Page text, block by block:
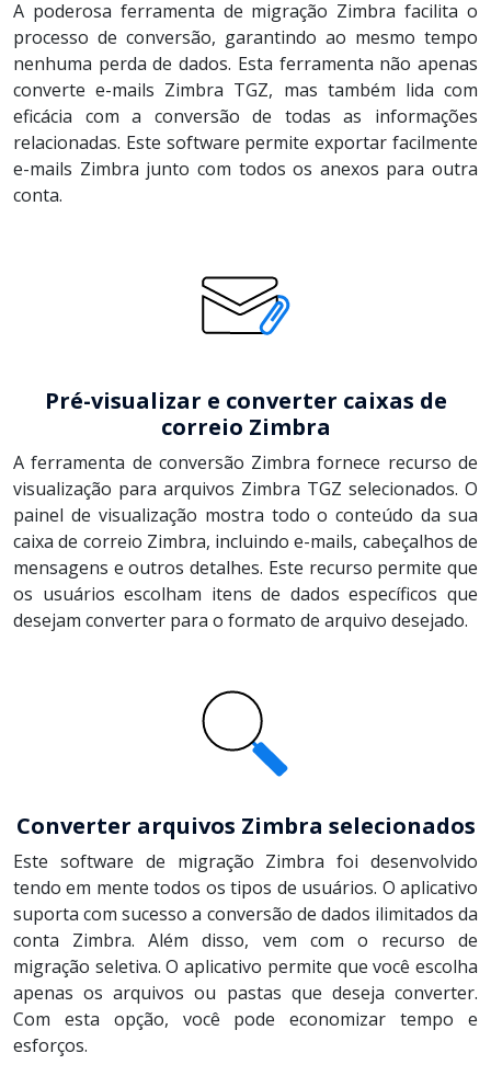
A poderosa ferramenta de migração Zimbra facilita o
processo de conversão, garantindo ao mesmo tempo
nenhuma perda de dados. Esta ferramenta não apenas
converte e-mails Zimbra TGZ, mas também lida com
eficácia com a conversão de todas as informações
relacionadas. Este software permite exportar facilmente
e-mails Zimbra junto com todos os anexos para outra
conta.
Pré-visualizar e converter caixas de
correio Zimbra
A ferramenta de conversão Zimbra fornece recurso de
visualização para arquivos Zimbra TGZ selecionados. O
painel de visualização mostra todo o conteúdo da sua
caixa de correio Zimbra, incluindo e-mails, cabeçalhos de
mensagens e outros detalhes. Este recurso permite que
os usuários escolham itens de dados específicos que
desejam converter para o formato de arquivo desejado.
Converter arquivos Zimbra selecionados
Este software de migração Zimbra foi desenvolvido
tendo em mente todos os tipos de usuários. O aplicativo
suporta com sucesso a conversão de dados ilimitados da
conta Zimbra. Além disso, vem com o recurso de
migração seletiva. O aplicativo permite que você escolha
apenas os arquivos ou pastas que deseja converter.
Com esta opção, você pode economizar tempo e
esforços.